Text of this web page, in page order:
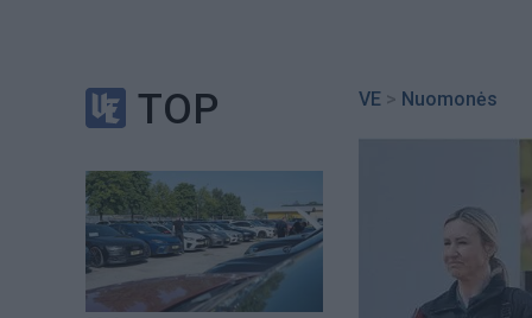
TOP VE > Nuomonės